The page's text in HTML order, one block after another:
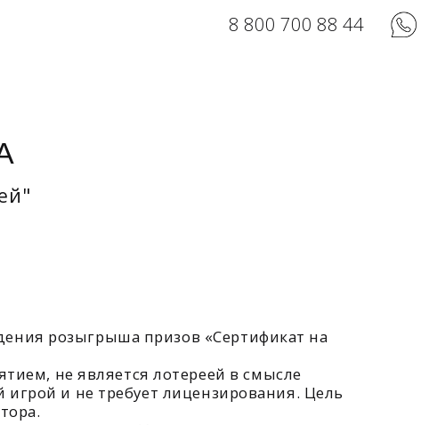
8 800 700 88 44
лотереей в смысле
лицензирования. Цель
Участника с настоящими